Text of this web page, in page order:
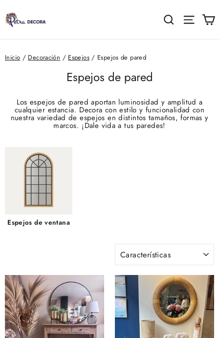
directamente
contenido
Buscar
Inicio / Decoración / Espejos / Espejos de pared
Espejos de pared
Los espejos de pared aportan luminosidad y amplitud a
cualquier estancia. Decora con estilo y funcionalidad con
nuestra variedad de espejos en distintos tamaños, formas y
marcos. ¡Dale vida a tus paredes!
Espejos de ventana
ORDENAR